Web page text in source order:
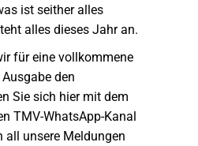
ist seither alles
alles dieses Jahr an.
für eine vollkommene
den
Sie sich hier mit dem
TMV-WhatsApp-Kanal
all unsere Meldungen